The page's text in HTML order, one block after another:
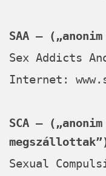
SAA –
Sex Addicts
Internet:
SCA –
Sexual